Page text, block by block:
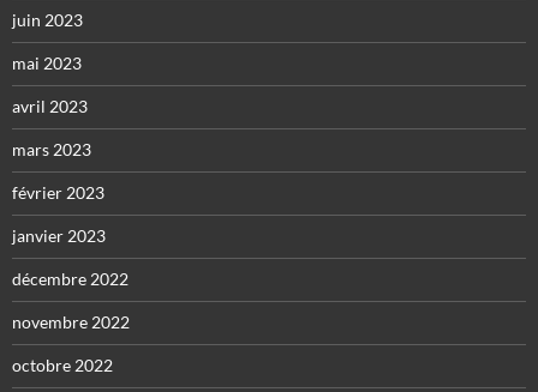
juin 2023
mai 2023
avril 2023
mars 2023
février 2023
janvier 2023
décembre 2022
novembre 2022
octobre 2022